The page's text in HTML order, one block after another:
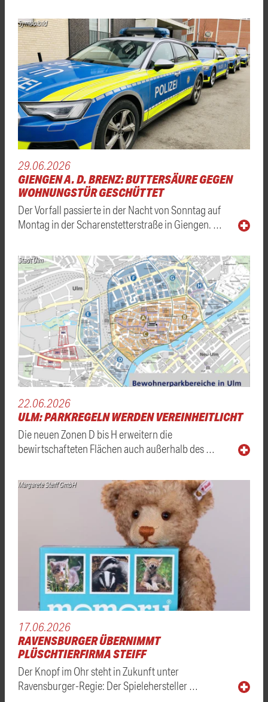
Symbolbild
29.06.2026
GIENGEN A. D. BRENZ: BUTTERSÄURE GEGEN
WOHNUNGSTÜR GESCHÜTTET
Der Vorfall passierte in der Nacht von Sonntag auf
Montag in der Scharenstetterstraße in Giengen. …
Stadt Ulm
22.06.2026
ULM: PARKREGELN WERDEN VEREINHEITLICHT
Die neuen Zonen D bis H erweitern die
bewirtschafteten Flächen auch außerhalb des …
Margarete Steiff GmbH
17.06.2026
RAVENSBURGER ÜBERNIMMT
PLÜSCHTIERFIRMA STEIFF
Der Knopf im Ohr steht in Zukunft unter
Ravensburger-Regie: Der Spielehersteller …